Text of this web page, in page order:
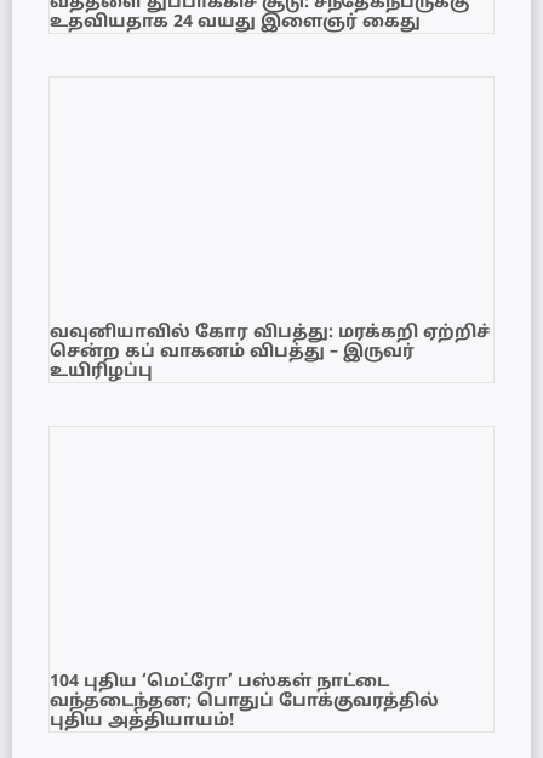
உதவியதாக 24 வயது இளைஞர் கைது
வவுனியாவில் கோர விபத்து: மரக்கறி ஏற்றிச்
சென்ற கப் வாகனம் விபத்து – இருவர்
உயிரிழப்பு
104 புதிய ‘மெட்ரோ’ பஸ்கள் நாட்டை
வந்தடைந்தன; பொதுப் போக்குவரத்தில்
புதிய அத்தியாயம்!